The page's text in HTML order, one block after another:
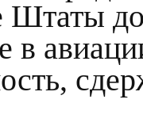
Штаты
в